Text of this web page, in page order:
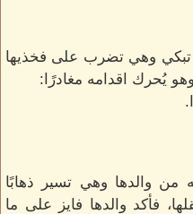
وهي تضرب على فخذيها
يُحرك اقدامه مغادرًا:
من والدها وهي تسير ذهابًا
فأكد والدها فايز على ما